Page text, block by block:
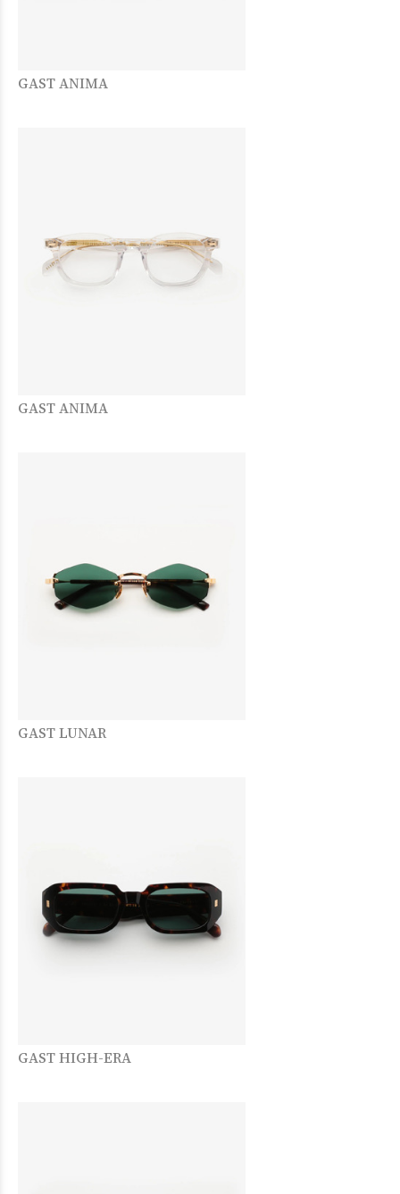
GAST ANIMA
GAST ANIMA
GAST LUNAR
GAST HIGH-ERA